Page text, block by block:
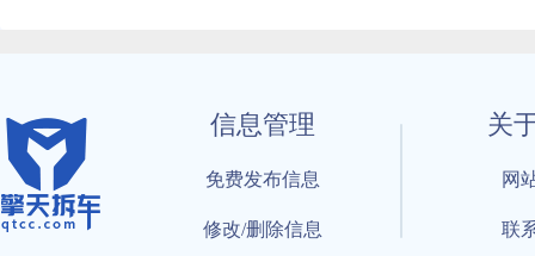
信息管理
免费发布信息
修改/删除信息
关
网
联